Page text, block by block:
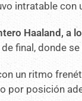
intratable
Haaland, a
final, donde
un ritmo
por posición